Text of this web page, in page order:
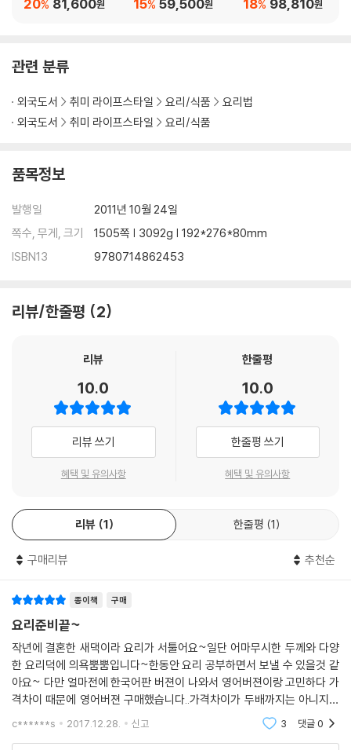
81,600원
20% 59,500원
15% 98,810원
18%
관련 분류
외국도서 취미 라이프스타일 요리/식품
요리법
외국도서
취미 라이프스타일 요리/식품
품목정보
발행일
2011년 10월 24일
쪽수, 무게, 크기
1505쪽 | 3092g | 192*276*80mm
ISBN13
9780714862453
리뷰/한줄평 2
리뷰
10.0
리뷰 쓰기
혜택 및 유의사항
한줄평
10.0
한줄평 쓰기
혜택 및 유의사항
리뷰 1 한줄평 1
구매리뷰 추천순
종이책 구매
요리준비끝~
작년에 결혼한 새댁이라 요리가 서툴어요~일단 어마무시한 두께와 다양
한 요리덕에 의욕뿜뿜입니다~한동안 요리 공부하면서 보낼 수 있을것 같
아요~ 다만 얼마전에 한국어판 버젼이 나와서 영어버젼이랑 고민하다 가
격차이 때문에 영어버젼 구매했습니다..가격차이가 두배까지는 아니지만
한국어버젼이 많이 비싸게 나왔더라구요~~ 내년 이맘때쯤 이탈리아 요
c******s 2017.12.28. 신고 3 댓글0